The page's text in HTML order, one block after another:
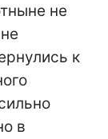
не
к
в